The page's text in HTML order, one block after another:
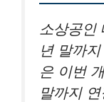
소상공인
년 말까
은 이번
말까지